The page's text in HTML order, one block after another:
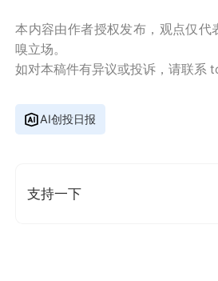
本内容由作者授权发布，观点仅代
嗅立场。
如对本稿件有异议或投诉，请联系
AI创投日报
支持一下